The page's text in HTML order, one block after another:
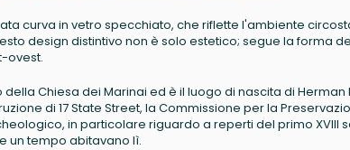
curva in vetro specchiato, che riflette l'ambiente
design distintivo non è solo estetico; segue la forma
ovest.
Chiesa dei Marinai ed è il luogo di nascita di
di 17 State Street, la Commissione per la
in particolare riguardo a reperti del primo XVIII
un tempo abitavano lì.